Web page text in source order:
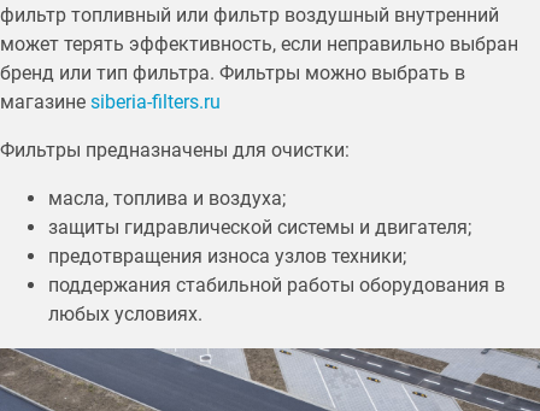
фильтр топливный или фильтр воздушный внутренний
может терять эффективность, если неправильно выбран
бренд или тип фильтра. Фильтры можно выбрать в
магазине siberia-filters.ru
Фильтры предназначены для очистки:
масла, топлива и воздуха;
защиты гидравлической системы и двигателя;
предотвращения износа узлов техники;
поддержания стабильной работы оборудования в
любых условиях.